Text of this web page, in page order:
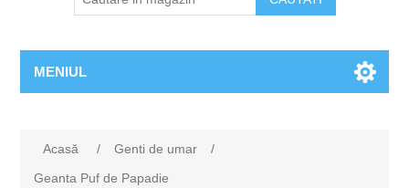
MENIUL
Acasă / Genti de umar
/
Geanta Puf de Papadie